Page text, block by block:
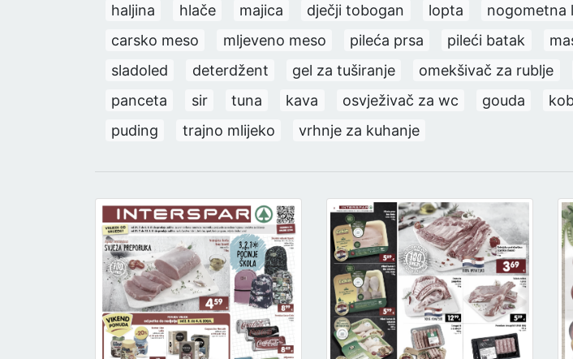
haljina
hlače majica dječji tobogan lopta nogometna
carsko meso
mljeveno meso pileća prsa pileći batak
sladoled
deterdžent gel za tuširanje omekšivač za rublje
panceta
sir tuna kava osvježivač za wc gouda
puding
trajno mlijeko vrhnje za kuhanje